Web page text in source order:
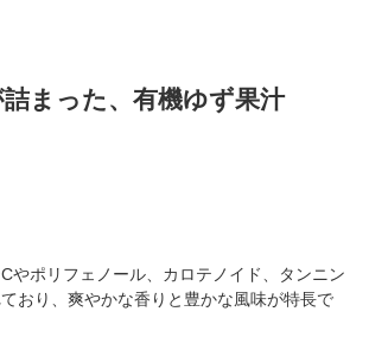
まった、有機ゆず果汁
やポリフェノール、カロテノイド、タンニン
おり、爽やかな香りと豊かな風味が特長で